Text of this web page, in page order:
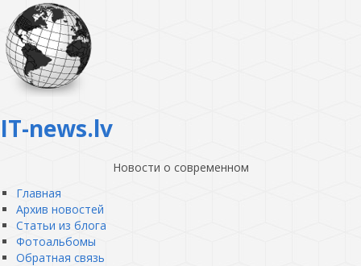
IT-news.lv
Новости о современном
Главная
Архив новостей
Статьи из блога
Фотоальбомы
Обратная связь